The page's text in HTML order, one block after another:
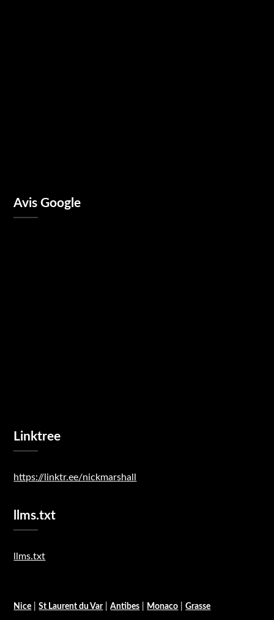
Avis Google
Linktree
https://linktr.ee/nickmarshall
llms.txt
llms.txt
Nice |St Laurent du Var|Antibes Monaco |Grasse